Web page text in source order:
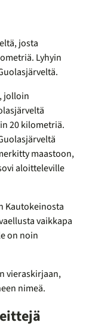
josta
Lyhyin
jolloin
20 kilometriä.
maastoon,
aloitteleville
Kautokeinosta
vaikkapa
on noin
vieraskirjaan,
nimeä.